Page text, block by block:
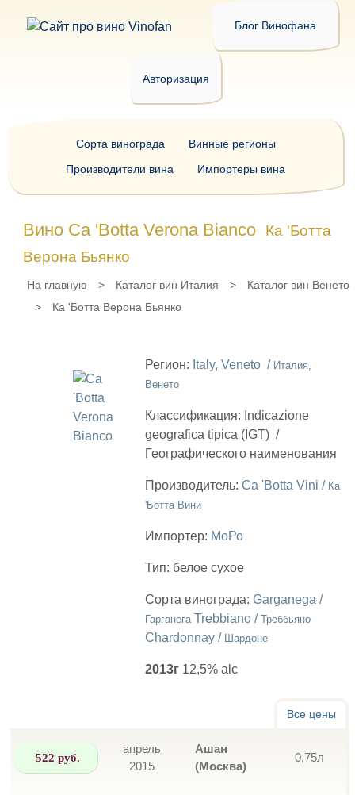
Блог Винофана
Авторизация
Вино Ca 'Botta Verona Bianco
Ка 'Ботта
Верона Бьянко
На главную > Каталог вин Италия >
Каталог вин Венето
>
Ка 'Ботта Верона Бьянко
Регион: Italy, Veneto / Италия,
Венето
Классификация: Indicazione
geografica tipica (IGT) /
Географического наименования
Производитель: Ca 'Botta Vini / Ка
'Ботта Вини
Импортер: МоРо
Тип: белое сухое
Сорта винограда: Garganega /
Гарганега Trebbiano / Треббьяно
Chardonnay / Шардоне
2013г 12,5% alc
Все цены
522 руб.
апрель
2015
Ашан
(Москва)
0,75л
Сорта винограда
Винные регионы
Производители вина
Импортеры вина